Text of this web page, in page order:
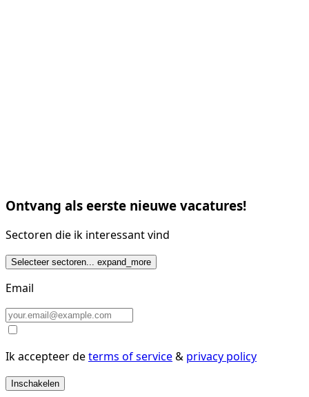
Ontvang als eerste nieuwe vacatures!
Sectoren die ik interessant vind
Selecteer sectoren... expand_more
Email
Ik accepteer determs of service& privacy policy
Inschakelen